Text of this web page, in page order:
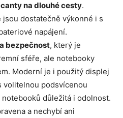
na dlouhé cesty.
dostatečně výkonné i s
napájení.
bezpečnost, který je
sféře, ale notebooky
Moderní je i použitý displej
volitelnou podsvícenou
důležitá i odolnost.
a nechybí ani